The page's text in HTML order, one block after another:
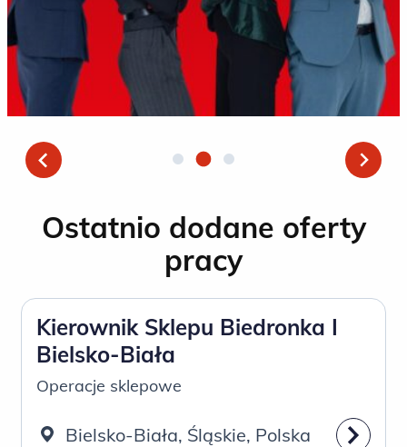
Ostatnio dodane oferty
pracy
Kierownik Sklepu Biedronka I
Bielsko-Biała
Operacje sklepowe
Bielsko-Biała, Śląskie, Polska